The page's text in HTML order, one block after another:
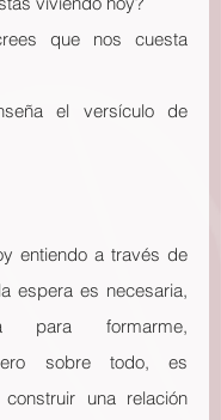
que nos cuesta
el versículo de
entiendo a través de
espera es necesaria,
para formarme,
sobre todo, es
una relación